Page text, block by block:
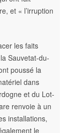
et « l’irruption
les faits
Sauvetat-du-
poussé la
dans
et du Lot-
renvoie à un
installations,
le